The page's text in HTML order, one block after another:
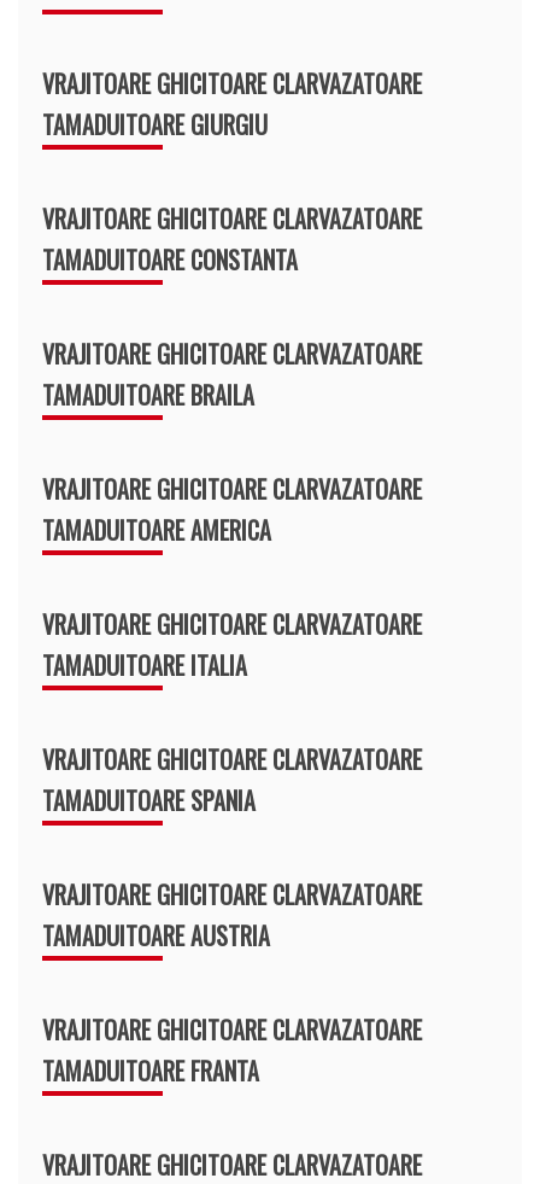
VRAJITOARE GHICITOARE CLARVAZATOARE
TAMADUITOARE GIURGIU
VRAJITOARE GHICITOARE CLARVAZATOARE
TAMADUITOARE CONSTANTA
VRAJITOARE GHICITOARE CLARVAZATOARE
TAMADUITOARE BRAILA
VRAJITOARE GHICITOARE CLARVAZATOARE
TAMADUITOARE AMERICA
VRAJITOARE GHICITOARE CLARVAZATOARE
TAMADUITOARE ITALIA
VRAJITOARE GHICITOARE CLARVAZATOARE
TAMADUITOARE SPANIA
VRAJITOARE GHICITOARE CLARVAZATOARE
TAMADUITOARE AUSTRIA
VRAJITOARE GHICITOARE CLARVAZATOARE
TAMADUITOARE FRANTA
VRAJITOARE GHICITOARE CLARVAZATOARE